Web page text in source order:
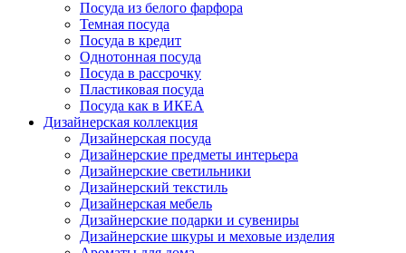
Посуда из белого фарфора
Темная посуда
Посуда в кредит
Однотонная посуда
Посуда в рассрочку
Пластиковая посуда
Посуда как в ИКЕА
Дизайнерская коллекция
Дизайнерская посуда
Дизайнерские предметы интерьера
Дизайнерские светильники
Дизайнерский текстиль
Дизайнерская мебель
Дизайнерские подарки и сувениры
Дизайнерские шкуры и меховые изделия